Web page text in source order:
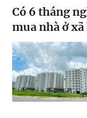
Có 6 tháng
mua nhà ở